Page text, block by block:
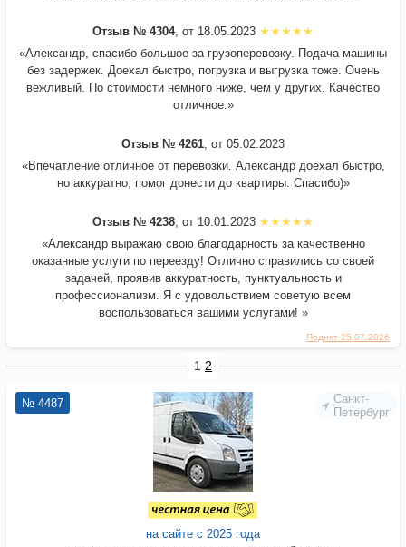
Поднят 25.07.2026
Отзыв № 4304, от 18.05.2023
«Александр, спасибо большое за грузоперевозку. Подача машины
без задержек. Доехал быстро, погрузка и выгрузка тоже. Очень
вежливый. По стоимости немного ниже, чем у других. Качество
отличное.»
Отзыв № 4261 , от 05.02.2023
«Впечатление отличное от перевозки. Александр доехал быстро,
но аккуратно, помог донести до квартиры. Спасибо)»
Отзыв № 4238 , от 10.01.2023
«Александр выражаю свою благодарность за качественно
оказанные услуги по переезду! Отлично справились со своей
задачей, проявив аккуратность, пунктуальность и
профессионализм. Я с удовольствием советую всем
воспользоваться вашими услугами! »
1 2
Санкт-
Петербург
№ 4487
на сайте с 2025 года